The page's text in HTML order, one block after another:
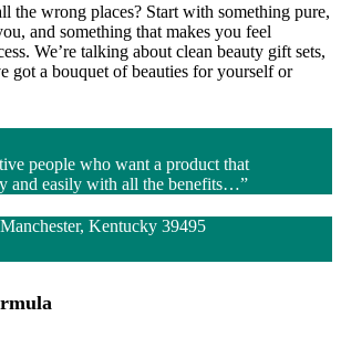
the wrong places? Start with something pure,
and something that makes you feel
We’re talking about clean beauty gift sets,
got a bouquet of beauties for yourself or
people who want a product that
and easily with all the benefits…”
Kentucky 39495